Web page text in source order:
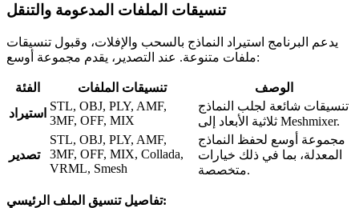
تنسيقات الملفات المدعومة والتنقل
يدعم البرنامج استيراد النماذج بالسحب والإفلات، وقبول تنسيقات
ملفات متنوعة. عند التصدير، يقدم مجموعة أوسع:
الفئة تنسيقات الملفات
الوصف
استيراد
STL, OBJ, PLY, AMF,
3MF, OFF, MIX
تنسيقات شائعة لجلب النماذج
ثلاثية الأبعاد إلى Meshmixer.
تصدير
STL, OBJ, PLY, AMF,
3MF, OFF, MIX, Collada,
VRML, Smesh
مجموعة أوسع لحفظ النماذج
المعدلة، بما في ذلك خيارات
متخصصة.
تفاصيل تنسيق الملف الرئيسي: